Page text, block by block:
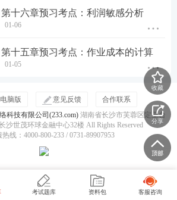
10大立体班级：
入门导学到冲刺直
也能轻松备考
全阶段覆盖
导师直播手把手带刷两
，点题锁分
题库+教辅：专享题库会员，加送
节真题汇编》
200次/科答疑
8小时内解答，及时解
元实力通关
：5年6科无忧考期送
十六章预习考点：利润敏感分析
01-06
十五章预习考点：作业成本的计算
01-05
收藏
分享
电脑版 意见反馈
合作联系
科技有限公司(233.com)湖南省长沙市芙蓉区定王台
沙世茂环球金融中心32楼 All Rights Reserved
线：4000-800-233 / 0731-89907953
考试题库 资料包 客服咨询